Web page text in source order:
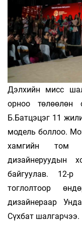
Дэлхийн мисс
орноо төлөөлөн
Б.Батцэцэг 11
модель боллоо.
хамгийн том
дизайнеруудын
байгуулав. 12-
тоглолтоор
дизайнераар
Сүхбат шалгарчээ.